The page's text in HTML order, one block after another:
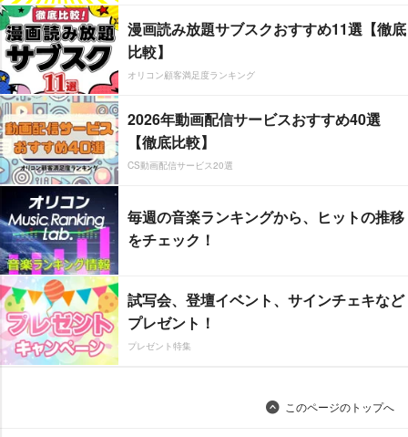
漫画読み放題サブスクおすすめ11選【徹底
比較】
オリコン顧客満足度ランキング
2026年動画配信サービスおすすめ40選
【徹底比較】
CS動画配信サービス20選
毎週の音楽ランキングから、ヒットの推移
をチェック！
試写会、登壇イベント、サインチェキなど
プレゼント！
プレゼント特集
このページのトップへ